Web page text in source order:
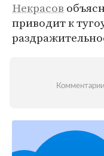
Некрасов
приводит к